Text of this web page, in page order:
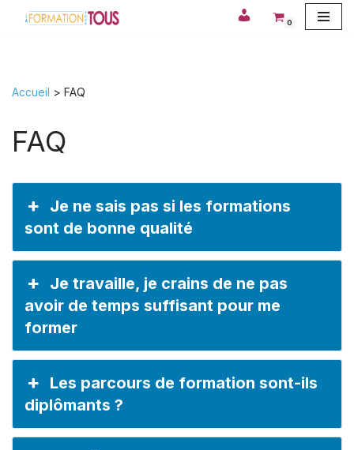
0
Accueil > FAQ
FAQ
Je ne sais pas si les formations
sont de bonne qualité
Je travaille, je crains de ne pas
avoir de temps suffisant pour me
former
Les parcours de formation sont-ils
diplômants ?